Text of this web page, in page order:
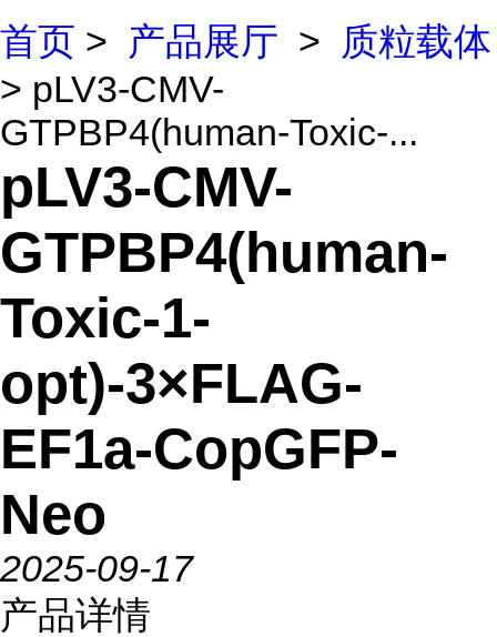
首页 > 产品展厅 >
质粒载体
> pLV3-CMV-
GTPBP4(human-Toxic-...
pLV3-CMV-
GTPBP4(human-
Toxic-1-
opt)-3×FLAG-
EF1a-CopGFP-
Neo
2025-09-17
产品详情